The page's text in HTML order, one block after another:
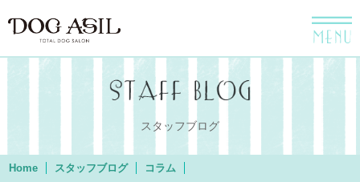
menu
スタッフブログ
Home スタッフブログ コラム